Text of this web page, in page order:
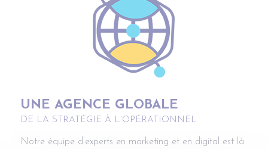
UNE AGENCE GLOBALE
DE LA STRATÉGIE À L’OPÉRATIONNEL
Notre équipe d’experts en marketing et en digital est là